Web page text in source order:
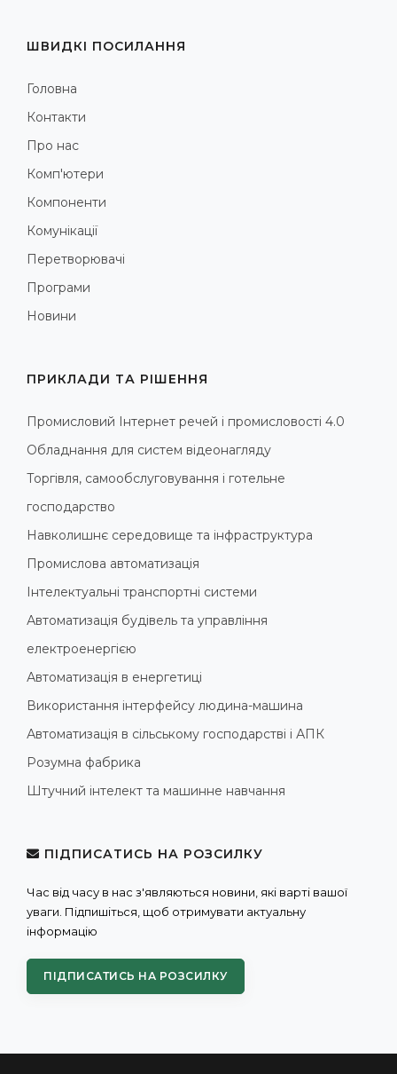
ШВИДКІ ПОСИЛАННЯ
Головна
Контакти
Про нас
Комп'ютери
Компоненти
Комунікації
Перетворювачі
Програми
Новини
ПРИКЛАДИ ТА РІШЕННЯ
Промисловий Інтернет речей і промисловості 4.0
Обладнання для систем відеонагляду
Торгівля, самообслуговування і готельне
господарство
Навколишнє середовище та інфраструктура
Промислова автоматизація
Інтелектуальні транспортні системи
Автоматизація будівель та управління
електроенергією
Автоматизація в енергетиці
Використання інтерфейсу людина-машина
Автоматизація в сільському господарстві і АПК
Розумна фабрика
Штучний інтелект та машинне навчання
ПІДПИСАТИСЬ НА РОЗСИЛКУ
Час від часу в нас з'являються новини, які варті вашої
уваги. Підпишіться, щоб отримувати актуальну
інформацію
ПІДПИСАТИСЬ НА РОЗСИЛКУ